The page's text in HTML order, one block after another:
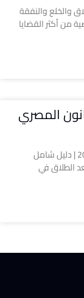
والخلع والنفقة
من أكثر القضايا
المصري
حقوق الزوجة بعد الطلاق في القانون المصري 2026 | دليل شامل
الطلاق في